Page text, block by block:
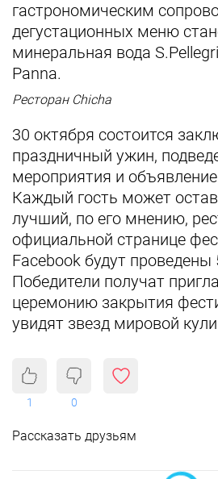
гастрономическим
дегустационных меню
минеральная вода
Panna.
Ресторан Chicha
30 октября состоится
праздничный ужин,
мероприятия и
Каждый гость может
лучший, по его мнению,
официальной странице
Facebook будут проведены
Победители получат
церемонию закрытия
увидят звезд мировой
1 0
Рассказать друзьям